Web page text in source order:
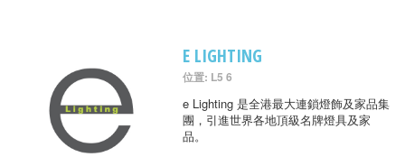
E LIGHTING
位置: L5 6
e Lighting 是全港最大連鎖燈飾及家品集
團，引進世界各地頂級名牌燈具及家
品。